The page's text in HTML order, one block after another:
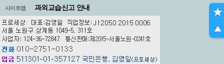
사이트맵
과외교습신고 안내